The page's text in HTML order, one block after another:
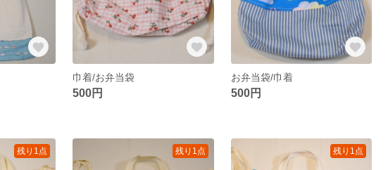
巾着/お弁当袋
500円
お弁当袋/巾着
500円
残り1点 残り1点 残り1点